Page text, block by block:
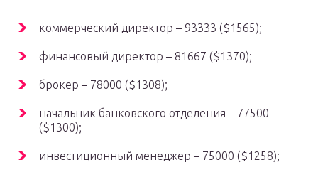
коммерческий директор – 93333 ($1565);
финансовый директор – 81667 ($1370);
брокер – 78000 ($1308);
начальник банковского отделения – 77500
($1300);
инвестиционный менеджер – 75000 ($1258);